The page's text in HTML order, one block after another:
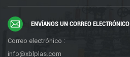
ENVÍANOS UN CORREO ELECTRÓNICO
Correo electrónico :
info@xblplas.com